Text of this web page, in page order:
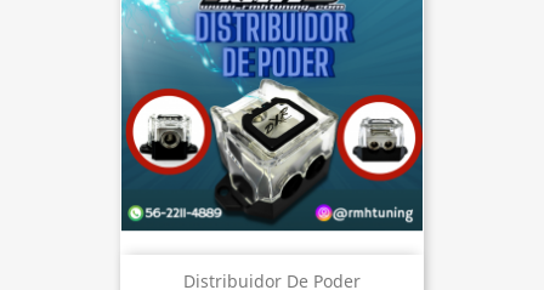
Distribuidor De Poder